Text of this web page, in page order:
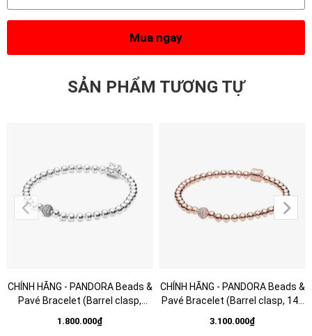
Mua ngay
SẢN PHẨM TƯƠNG TỰ
CHÍNH HÃNG - PANDORA Beads &
Pavé Bracelet (Barrel clasp,
925, khoá trụ, dáng bi tròn -
1.800.000₫
CHÍNH HÃNG - PANDORA Beads &
Pavé Bracelet (Barrel clasp, 14K
trụ, dáng bi tròn, mạ vàng hồng
3.100.000₫